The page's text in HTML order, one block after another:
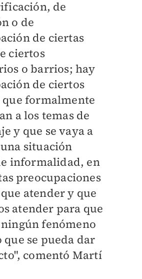
de
o de
de ciertas
ciertos
o barrios; hay
de ciertos
que formalmente
a los temas de
y que se vaya a
situación
informalidad, en
preocupaciones
atender y que
atender para que
fenómeno
que se pueda dar
comentó Martí